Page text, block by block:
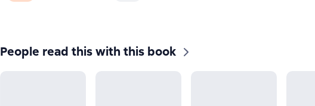
People read this with this book